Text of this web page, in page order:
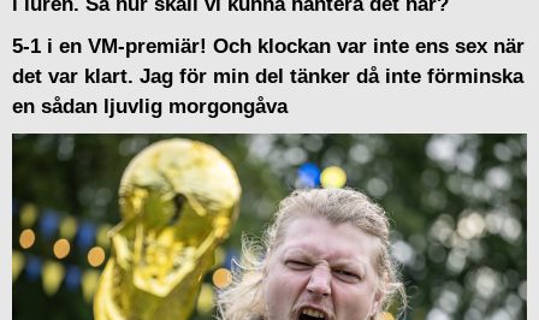
5-1 i en VM-premiär! Och klockan var inte ens sex när
det var klart. Jag för min del tänker då inte förminska
en sådan ljuvlig morgongåva